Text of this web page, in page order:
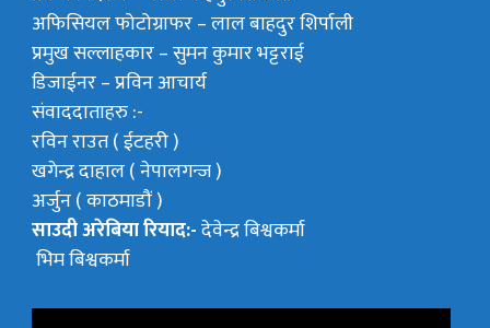
अफिसियल फोटोग्राफर –लाल बाहदुर शिर्पाली
प्रमुख सल्लाहकार –सुमन कुमार भट्टराई
डिजाईनर – प्रविन आचार्य
संवाददाताहरु :-
रविन राउत ( ईटहरी )
खगेन्द्र दाहाल ( नेपालगन्ज )
अर्जुन ( काठमाडौं )
साउदी अरेबिया रियाद:-देवेन्द्र बिश्वकर्मा
भिम बिश्वकर्मा